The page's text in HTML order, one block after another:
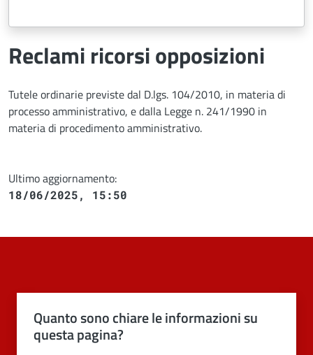
Reclami ricorsi opposizioni
Tutele ordinarie previste dal D.lgs. 104/2010, in materia di
processo amministrativo, e dalla Legge n. 241/1990 in
materia di procedimento amministrativo.
Ultimo aggiornamento:
18/06/2025, 15:50
Quanto sono chiare le informazioni su
questa pagina?